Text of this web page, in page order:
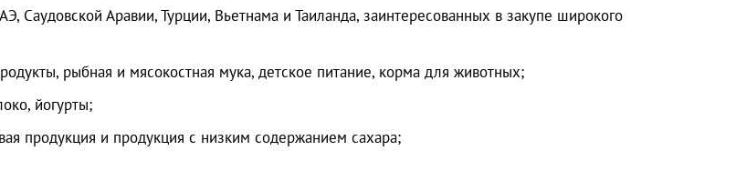
Саудовской Аравии, Турции, Вьетнама и Таиланда, заинтересованных в закупе широкого
рыбная и мясокостная мука, детское питание, корма для животных;
йогурты;
продукция и продукция с низким содержанием сахара;